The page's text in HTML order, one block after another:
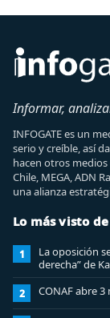
Informar,
INFOGATE es un
serio y creíble, así
hacen otros
Chile, MEGA, ADN
una alianza
Lo más visto
1
La oposición
derecha” de
2 CONAF abre